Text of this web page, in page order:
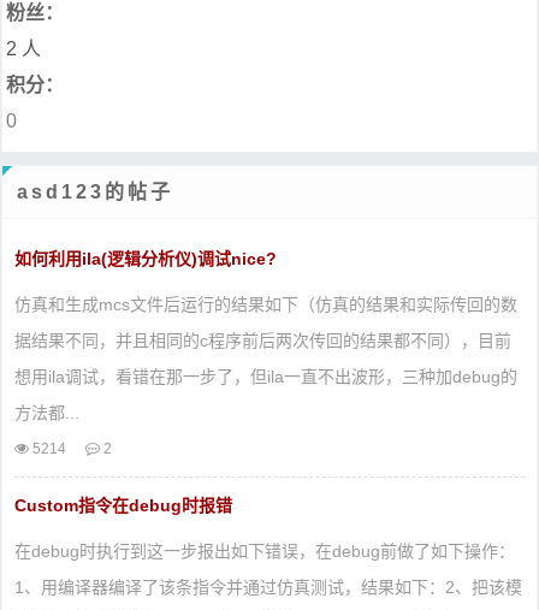
粉丝：
2 人
积分：
0
asd123的帖子
如何利用ila(逻辑分析仪)调试nice?
仿真和生成mcs文件后运行的结果如下（仿真的结果和实际传回的数
据结果不同，并且相同的c程序前后两次传回的结果都不同），目前
想用ila调试，看错在那一步了，但ila一直不出波形，三种加debug的
方法都...
5214 2
Custom指令在debug时报错
在debug时执行到这一步报出如下错误，在debug前做了如下操作：
1、用编译器编译了该条指令并通过仿真测试，结果如下：2、把该模